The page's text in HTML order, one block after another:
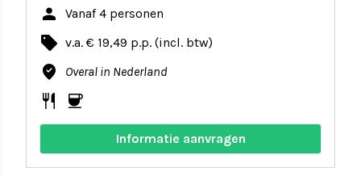
person Vanaf 4 personen
local_offer v.a. € 19,49 p.p. (incl. btw)
where_to_vote Overal in Nederland
restaurant coffee
Informatie aanvragen